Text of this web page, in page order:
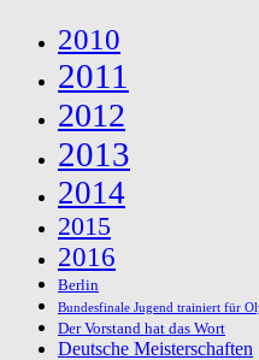
2010
2011
2012
2013
2014
2015
2016
Berlin
Bundesfinale Jugend trainiert für
Der Vorstand hat das Wort
Deutsche Meisterschaften